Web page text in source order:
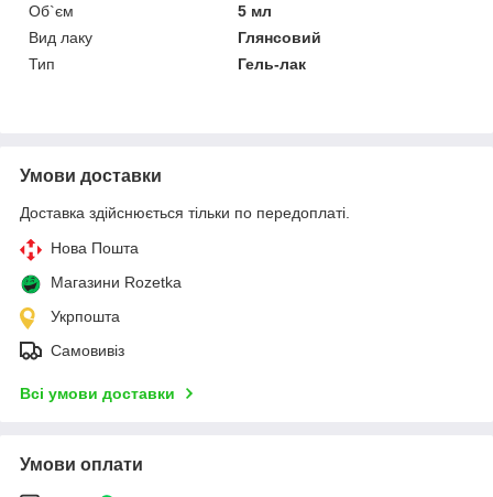
Об`єм
5 мл
Вид лаку
Глянсовий
Тип
Гель-лак
Умови доставки
Доставка здійснюється тільки по передоплаті.
Нова Пошта
Магазини Rozetka
Укрпошта
Самовивіз
Всі умови доставки
Умови оплати